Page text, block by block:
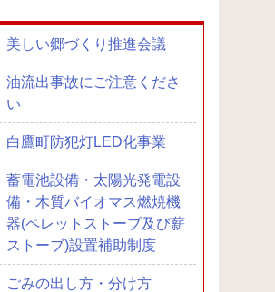
美しい郷づくり推進会議
油流出事故にご注意くださ
い
白鷹町防犯灯LED化事業
蓄電池設備・太陽光発電設
備・木質バイオマス燃焼機
器(ペレットストーブ及び薪
ストーブ)設置補助制度
ごみの出し方・分け方